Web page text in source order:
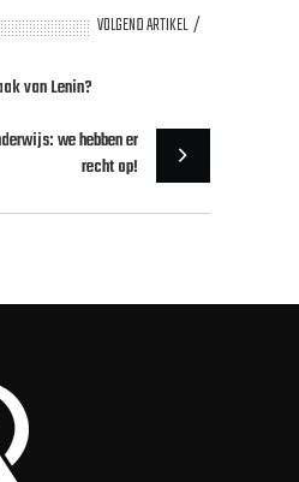
VOLGEND ARTIKEL
van Lenin?
we hebben er
recht op!